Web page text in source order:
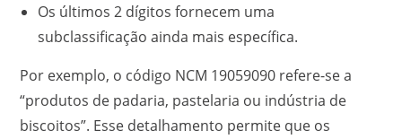
Os últimos 2 dígitos fornecem uma
subclassificação ainda mais específica.
Por exemplo, o código NCM 19059090 refere-se a
“produtos de padaria, pastelaria ou indústria de
biscoitos”. Esse detalhamento permite que os